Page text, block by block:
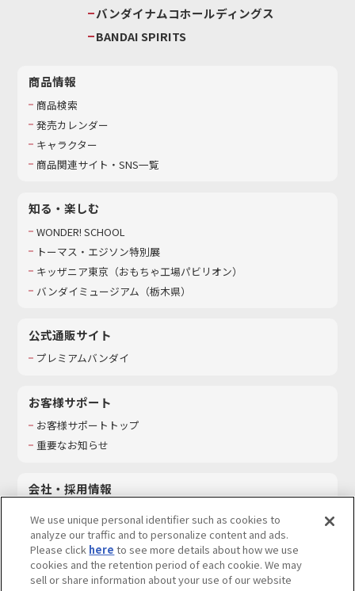
バンダイナムコホールディングス
BANDAI SPIRITS
商品情報
商品検索
発売カレンダー
キャラクター
商品関連サイト・SNS一覧
知る・楽しむ
WONDER! SCHOOL
トーマス・エジソン特別展
キッザニア東京（おもちゃ工場パビリオン）​
バンダイミュージアム（栃木県）
公式通販サイト
プレミアムバンダイ
お客様サポート
お客様サポートトップ
重要なお知らせ
会社・採用情報
採用情報
サステナビリティ
お問い合わせ
We use unique personal identifier such as cookies to
analyze our traffic and to personalize content and ads.
Please click here to see more details about how we use
cookies and the retention period of each cookie. We may
sell or share information about your use of our website